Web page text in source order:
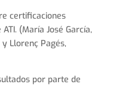
certificaciones
(María José García,
Llorenç Pagés,
por parte de